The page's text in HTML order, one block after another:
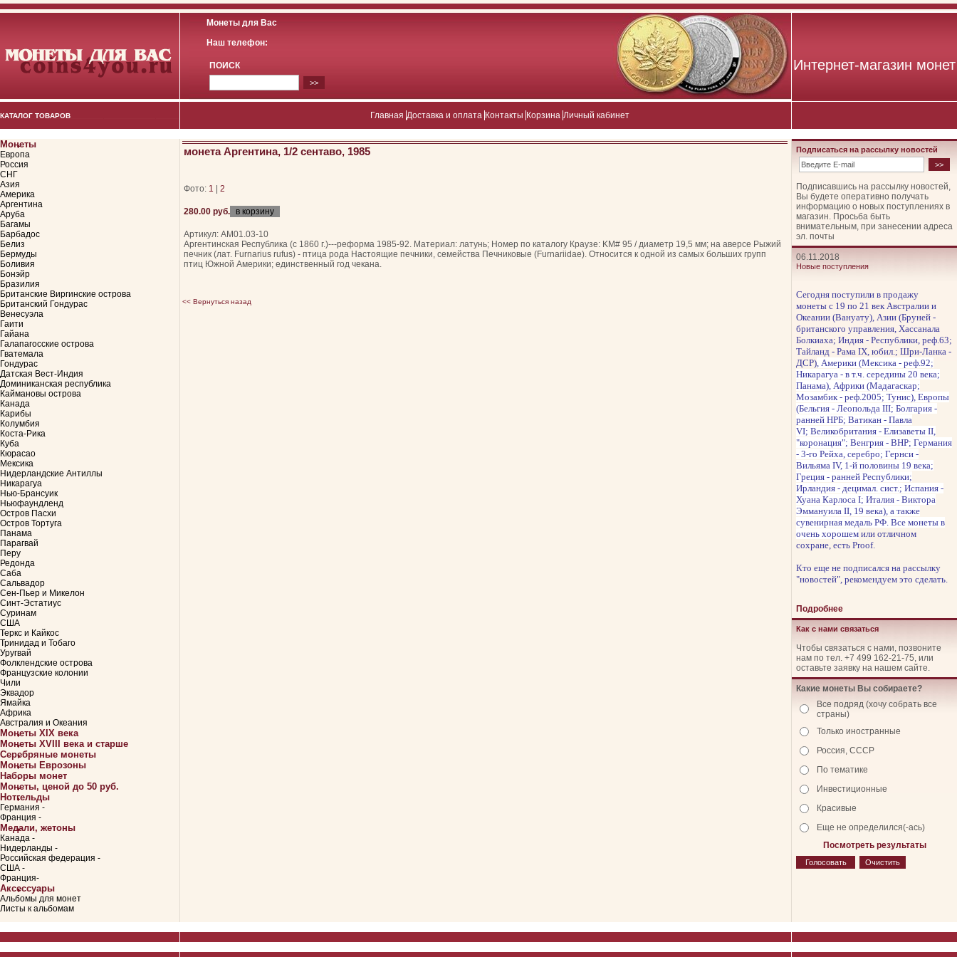
Монеты для Вас
Наш телефон:
ПОИСК Интернет-магазин монет
КАТАЛОГ ТОВАРОВ Главная Доставка и оплата Контакты Корзина Личный кабинет
Монеты
Европа
Россия
СНГ
Азия
Америка
Аргентина
Аруба
Багамы
Барбадос
Белиз
Бермуды
Боливия
Бонэйр
Бразилия
Британские Виргинские острова
Британский Гондурас
Венесуэла
Гаити
Гайана
Галапагосские острова
Гватемала
Гондурас
Датская Вест-Индия
Доминиканская республика
Каймановы острова
Канада
Карибы
Колумбия
Коста-Рика
Куба
Кюрасао
Мексика
Нидерландские Антиллы
Никарагуа
Нью-Брансуик
Ньюфаундленд
Остров Пасхи
Остров Тортуга
Панама
Парагвай
Перу
Редонда
Саба
Сальвадор
Сен-Пьер и Микелон
Синт-Эстатиус
Суринам
США
Теркс и Кайкос
Тринидад и Тобаго
Уругвай
Фолклендские острова
Французские колонии
Чили
Эквадор
Ямайка
Африка
Австралия и Океания
Монеты XIX века
Монеты XVIII века и старше
Серебряные монеты
Монеты Еврозоны
Наборы монет
Монеты, ценой до 50 руб.
Нотгельды
Германия -
Франция -
Медали, жетоны
Канада -
Нидерланды -
Российская федерация -
США -
Франция-
Аксессуары
Альбомы для монет
Листы к альбомам
монета Аргентина, 1/2 сентаво, 1985
Фото: 1 2
280.00 руб.
Артикул: АМ01.03-10
Аргентинская Республика (с 1860 г.)---реформа 1985-92. Материал: латунь; Номер по каталогу Краузе: KM# 95 / диаметр 19,5 мм; на аверсе Рыжий
печник (лат. Furnarius rufus) - птица рода Настоящие печники, семейства Печниковые (Furnariidae). Относится к одной из самых больших групп
птиц Южной Америки; единственный год чекана.
<< Вернуться назад
Подписаться на рассылку новостей
Подписавшись на рассылку новостей,
Вы будете оперативно получать
информацию о новых поступлениях в
магазин. Просьба быть
внимательным, при занесении адреса
эл. почты
06.11.2018
Новые поступления
Сегодня поступили в продажу
монеты с 19 по 21 век Австралии и
Океании (Вануату), Азии (Бруней -
британского управления, Хассанала
Болкиаха; Индия - Республики, реф.63;
Тайланд - Рама IX, юбил.; Шри-Ланка -
ДСР), Америки (Мексика - реф.92;
Никарагуа - в т.ч. середины 20 века;
Панама), Африки (Мадагаскар;
Мозамбик - реф.2005; Тунис), Европы
(Бельгия - Леопольда III; Болгария -
ранней НРБ; Ватикан - Павла
VI; Великобритания - Елизаветы II,
"коронация"; Венгрия - ВНР; Германия
- 3-го Рейха, серебро; Гернси -
Вильяма IV, 1-й половины 19 века;
Греция - ранней Республики;
Ирландия - децимал. сист.; Испания -
Хуана Карлоса I; Италия - Виктора
Эммануила II, 19 века), а также
сувенирная медаль РФ. Все монеты в
очень хорошем или отличном
сохране, есть Proof.
Кто еще не подписался на рассылку
"новостей", рекомендуем это сделать.
Подробнее
Как с нами связаться
Чтобы связаться с нами, позвоните
нам по тел. +7 499 162-21-75, или
оставьте заявку на нашем сайте.
Какие монеты Вы собираете?
Все подряд (хочу собрать все
страны)
Только иностранные
Россия, СССР
По тематике
Инвестиционные
Красивые
Еще не определился(-ась)
Посмотреть результаты